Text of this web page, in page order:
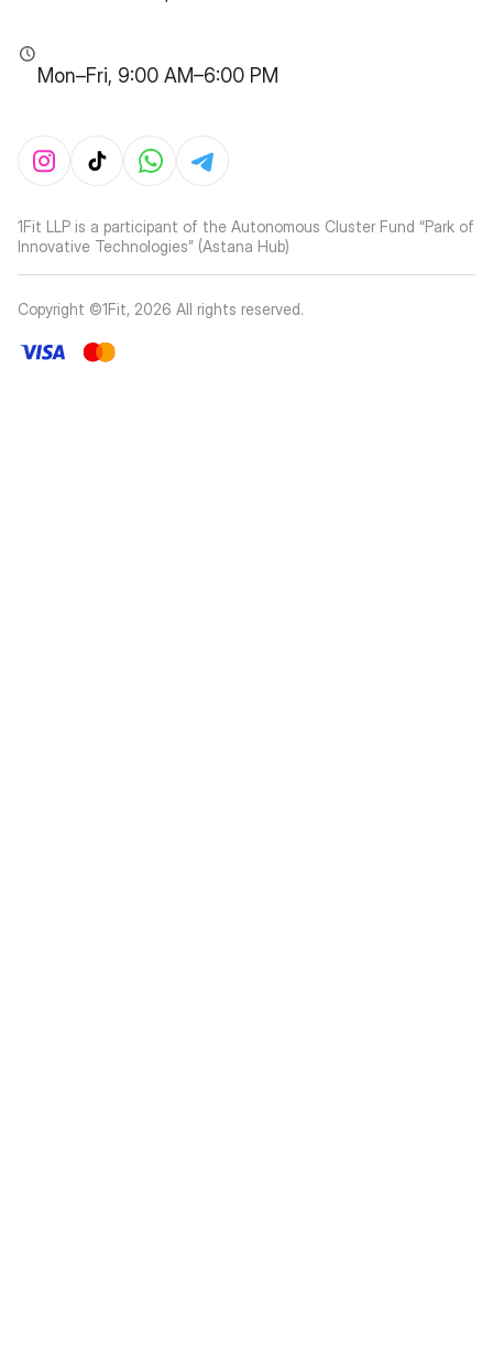
Mon–Fri, 9:00 AM–6:00 PM
1Fit LLP is a participant of the Autonomous Cluster Fund “Park of
Innovative Technologies” (Astana Hub)
Copyright ©1Fit, 2026 All rights reserved.